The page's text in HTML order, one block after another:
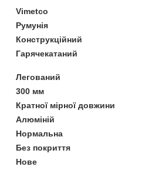
Vimetco
Румунія
Конструкційний
Гарячекатаний
Легований
300 мм
Кратної мірної довжини
Алюміній
Нормальна
Без покриття
Нове